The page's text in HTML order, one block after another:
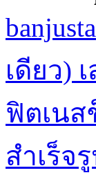
เดียว)
ฟิตเนส
สำเร็จ